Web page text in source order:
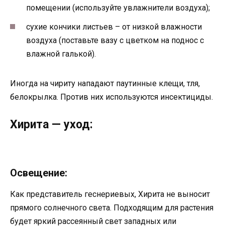
помещении (используйте увлажнители воздуха);
сухие кончики листьев – от низкой влажности
воздуха (поставьте вазу с цветком на поднос с
влажной галькой).
Иногда на чириту нападают паутинные клещи, тля,
белокрылка. Против них используются инсектициды.
Хирита — уход:
Освещение:
Как представитель геснериевых, Хирита не выносит
прямого солнечного света. Подходящим для растения
будет яркий рассеянный свет западных или